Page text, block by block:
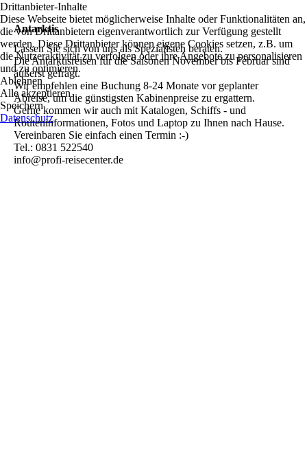
Antarktis
Lassen Sie sich von uns als Spezialisten beraten.
Die Antarktisreisen für die Saisonen November bis Februar sind
äußerst gefragt.
Wir empfehlen eine Buchung 8-24 Monate vor geplanter
Abreise, um die günstigsten Kabinenpreise zu ergattern.
Gerne kommen wir auch mit Katalogen, Schiffs - und
Routeninformationen, Fotos und Laptop zu Ihnen nach Hause.
Vereinbaren Sie einfach einen Termin :-)
Tel.: 0831 522540
info@profi-reisecenter.de
Drittanbieter-Inhalte
Diese Webseite bietet möglicherweise Inhalte oder Funktionalitäten an,
die von Drittanbietern eigenverantwortlich zur Verfügung gestellt
werden. Diese Drittanbieter können eigene Cookies setzen, z.B. um
die Nutzeraktivität zu verfolgen oder ihre Angebote zu personalisieren
und zu optimieren.
Ablehnen
Alle akzeptieren
Speichern
Datenschutz